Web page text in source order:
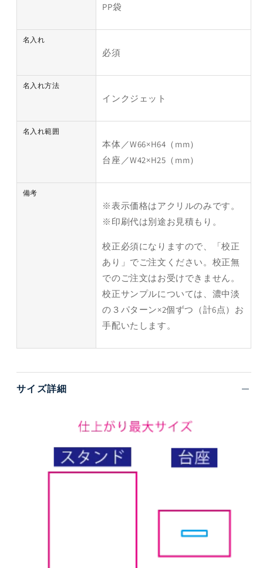
PP袋
名入れ
必須
名入れ方法
インクジェット
名入れ範囲
本体／W66×H64（mm）
台座／W42×H25（mm）
備考
※表示価格はアクリルのみです。
※印刷代は別途お見積もり。
校正必須になりますので、「校正
あり」でご注文ください。校正無
でのご注文はお受けできません。
校正サンプルについては、濃中淡
の３パターン×2個ずつ（計6点）お
手配いたします。
サイズ詳細